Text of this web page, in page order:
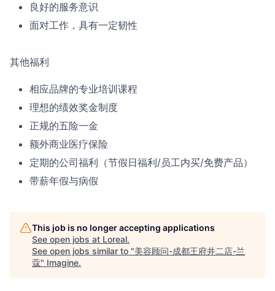
良好的服务意识
面对工作，具有一定韧性
其他福利
相应品牌的专业培训课程
理想的绩效奖金制度
正规的五险一金
额外商业医疗保险
定期的公司福利（节假日福利/员工内买/免费产品）
带薪年假与病假
This job is no longer accepting applications
See open jobs at Loreal.
See open jobs similar to "美容顾问-成都王府井二店-兰
蔻" Imagine.